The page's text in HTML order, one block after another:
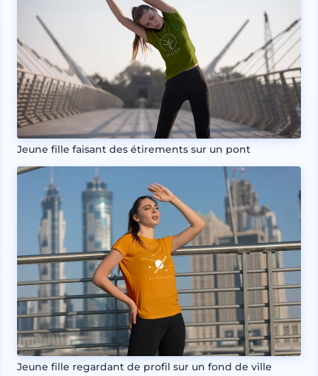
Jeune fille faisant des étirements sur un pont
Jeune fille regardant de profil sur un fond de ville